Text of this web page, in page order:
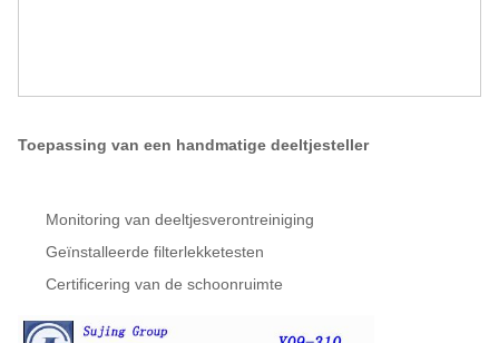
Toepassing van een handmatige deeltjesteller
Monitoring van deeltjesverontreiniging
Geïnstalleerde filterlekketesten
Certificering van de schoonruimte